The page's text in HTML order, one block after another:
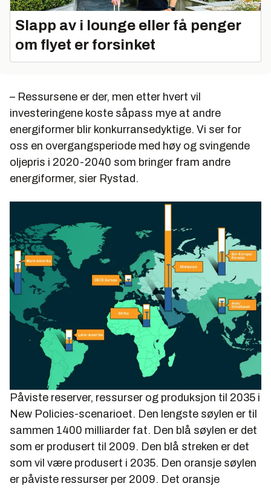
Slapp av i lounge eller få penger
om flyet er forsinket
– Ressursene er der, men etter hvert vil
investeringene koste såpass mye at andre
energiformer blir konkurransedyktige. Vi ser for
oss en overgangsperiode med høy og svingende
oljepris i 2020-2040 som bringer fram andre
energiformer, sier Rystad.
Påviste reserver, ressurser og produksjon til 2035 i
New Policies-scenarioet. Den lengste søylen er til
sammen 1400 milliarder fat. Den blå søylen er det
som er produsert til 2009. Den blå streken er det
som vil være produsert i 2035. Den oransje søylen
er påviste ressurser per 2009. Det oransje